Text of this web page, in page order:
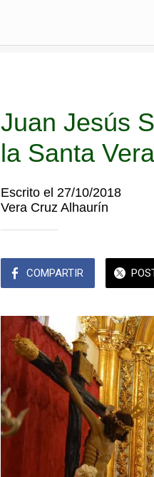
Juan Jesús
la Santa
Escrito el 27/10/2018
Vera Cruz Alhaurín
COMPARTIR